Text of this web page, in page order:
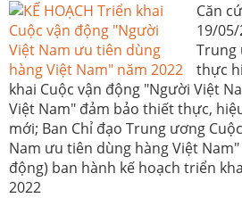
Căn
19/
Trung
thực
khai Cuộc vận động "Người Việt
Việt Nam" đảm bảo thiết thực,
mới; Ban Chỉ đạo Trung ương
Nam ưu tiên dùng hàng Việt
động) ban hành kế hoạch triển
2022